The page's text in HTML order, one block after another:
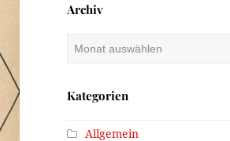
Archiv
Kategorien
Allgemein